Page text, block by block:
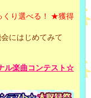
くり選べる！ ★獲得
にはじめてみて
ル楽曲コンテスト☆